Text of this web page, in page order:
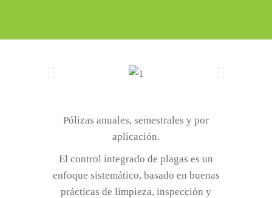
Pólizas anuales, semestrales y por
aplicación.
El control integrado de plagas es un
enfoque sistemático, basado en buenas
prácticas de limpieza, inspección y